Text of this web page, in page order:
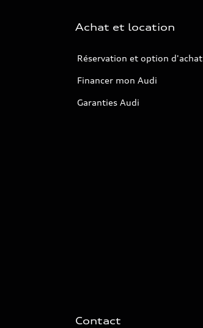
Achat et location
Réservation et option d'achat
Financer mon Audi
Garanties Audi
Contact